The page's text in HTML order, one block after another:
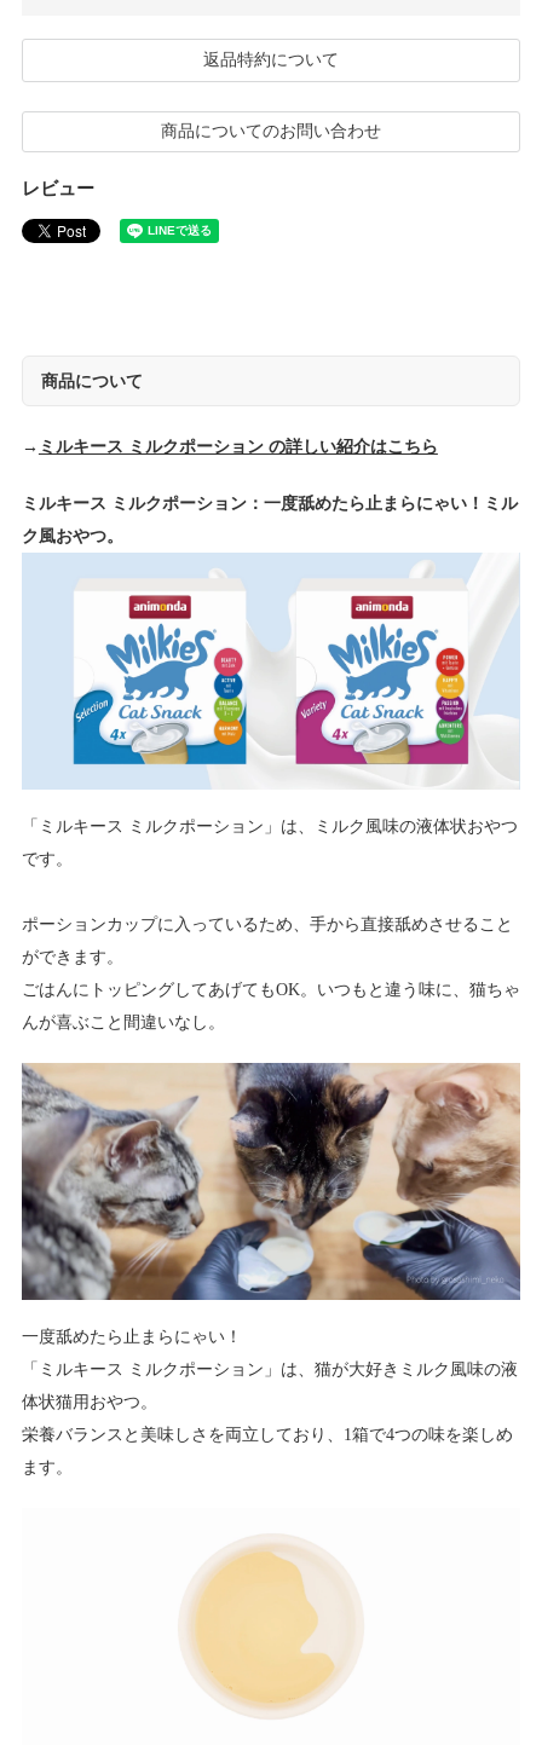
返品特約について
商品についてのお問い合わせ
レビュー
商品について
→ ミルキース ミルクポーション の詳しい紹介はこちら
ミルキース ミルクポーション：一度舐めたら止まらにゃい！ミル
ク風おやつ。
「ミルキース ミルクポーション」は、ミルク風味の液体状おやつ
です。
ポーションカップに入っているため、手から直接舐めさせること
ができます。
ごはんにトッピングしてあげてもOK。いつもと違う味に、猫ちゃ
んが喜ぶこと間違いなし。
一度舐めたら止まらにゃい！
「ミルキース ミルクポーション」は、猫が大好きミルク風味の液
体状猫用おやつ。
栄養バランスと美味しさを両立しており、1箱で4つの味を楽しめ
ます。